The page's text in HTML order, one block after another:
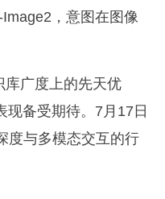
，意图在图像
库广度上的先天优
现备受期待。7月17日
度与多模态交互的行